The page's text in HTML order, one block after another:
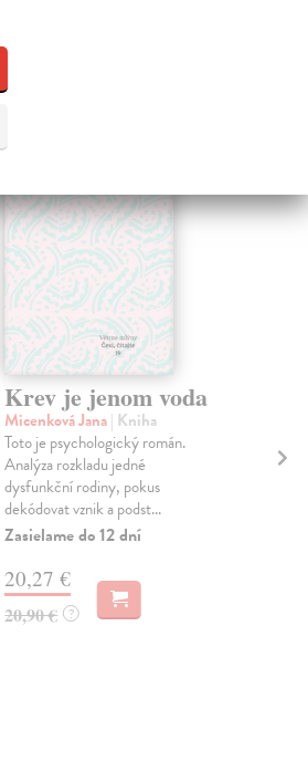
Krev je jenom voda
Micenková Jana| Kniha
Toto je psychologický román.
Analýza rozkladu jedné
dysfunkční rodiny, pokus
dekódovat vznik a podst...
Zasielame do 12 dní
20,27 €
20,90 € ?
Co